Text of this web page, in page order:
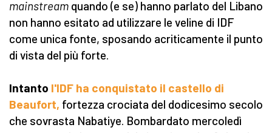
mainstream quando (e se) hanno parlato del Libano
non hanno esitato ad utilizzare le veline di IDF
come unica fonte, sposando acriticamente il punto
di vista del più forte.
Intanto l'IDF ha conquistato il castello di
Beaufort, fortezza crociata del dodicesimo secolo
che sovrasta Nabatiye. Bombardato mercoledì